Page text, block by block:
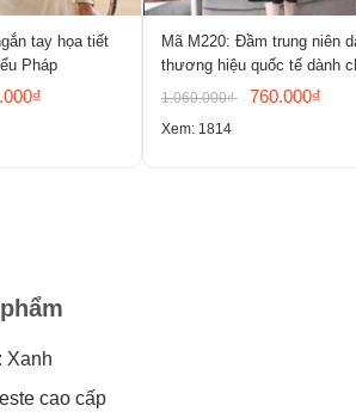
tay họa tiết
Pháp
Mã M220: Đầm trung niên
thương hiệu quốc tế dành
1.060.000₫ 760.000₫
Xem: 1814
Xanh
cao cấp